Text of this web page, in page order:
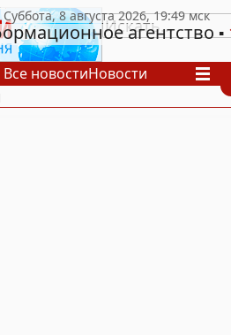
агентство
Все новостиНовости